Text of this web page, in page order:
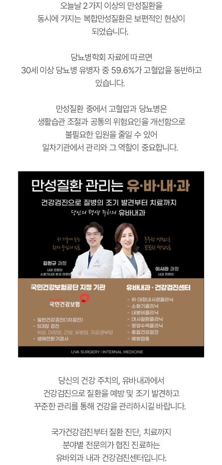
오늘날 2가지 이상의 만성질환을
동시에 가지는 복합만성질환은 보편적인 현상이
되었습니다.
당뇨병학회 자료에 따르면
30세 이상 당뇨병 유병자 중 59.6%가 고혈압을 동반하고
있습니다.
만성질환 중에서 고혈압과 당뇨병은
생활습관 조절과 공통의 위험요인을 개선함으로
불필요한 입원을 줄일 수 있어
일차기관에서 관리와 그 역할이 중요합니다.
당신의 건강 주치의, 유바내과에서
건강검진으로 질환을 예방 및 조기 발견하고
꾸준한 관리를 통해 건강을 관리하시길 바랍니다.
국가건강검진부터 질환 진단, 치료까지
분야별 전문의가 협진 진료하는
유바외과 내과 건강검진센터입니다.